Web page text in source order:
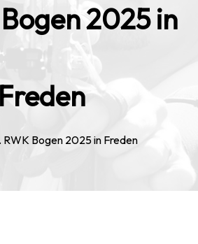
2025 in
Freden
RWK Bogen 2025 in Freden